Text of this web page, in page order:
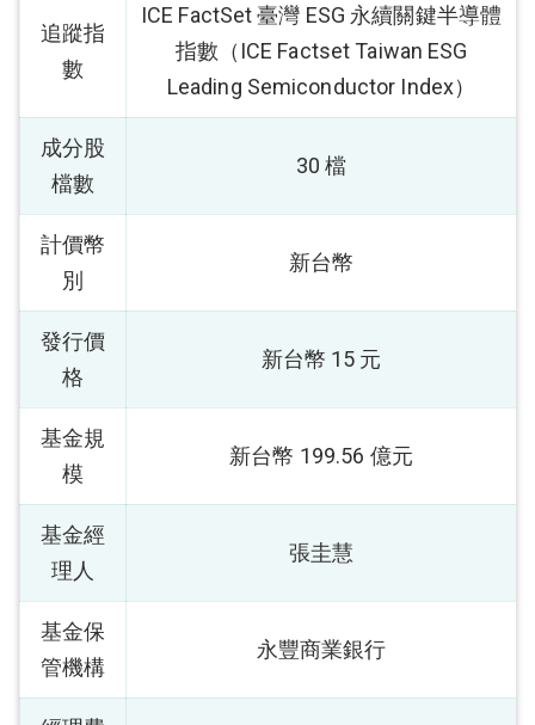
追蹤指
數
ICE FactSet 臺灣 ESG 永續關鍵半導體
指數（ICE Factset Taiwan ESG
Leading Semiconductor Index）
成分股
檔數
30 檔
計價幣
別
新台幣
發行價
格
新台幣 15 元
基金規
模
新台幣 199.56 億元
基金經
理人
張圭慧
基金保
管機構
永豐商業銀行